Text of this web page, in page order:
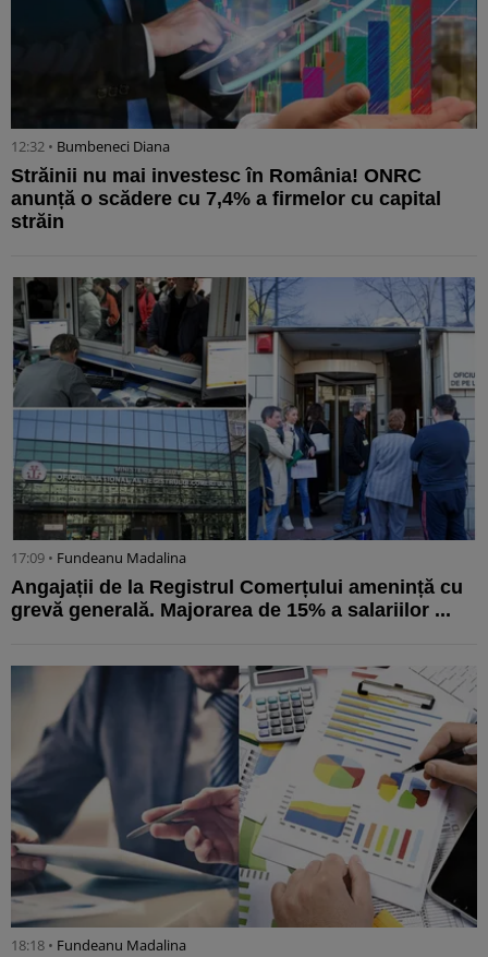
12:32 • Bumbeneci Diana
Străinii nu mai investesc în România! ONRC
anunță o scădere cu 7,4% a firmelor cu capital
străin
17:09 • Fundeanu Madalina
Angajații de la Registrul Comerțului amenință cu
grevă generală. Majorarea de 15% a salariilor ...
18:18 • Fundeanu Madalina